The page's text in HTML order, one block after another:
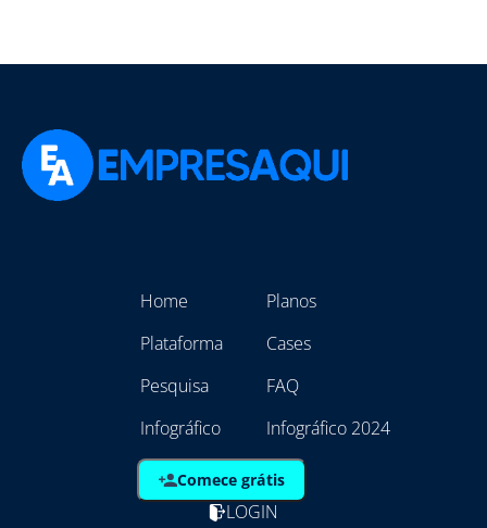
Home
Plataforma
Pesquisa
Infográfico
Planos
Cases
FAQ
Infográfico 2024
Comece grátis
LOGIN